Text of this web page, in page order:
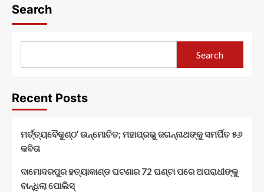
Search
Search
Recent Posts
ମର୍ତ୍ତ୍ୟବୈକୁଣ୍ଠ’ ଉନ୍ମୋଚିତ; ମହାପ୍ରଭୁ ଜଗନ୍ନାଥଙ୍କୁ ସମର୍ପିତ ୫୬
କବିତା
ଦାମୋଦରପୁର ହତ୍ୟାକାଣ୍ଡ ଘଟଣାର 72 ଘଣ୍ଟା ପରେ ଅପରାଧୀଙ୍କୁ
ବାନ୍ଧିଲା ପୋଲିସ୍